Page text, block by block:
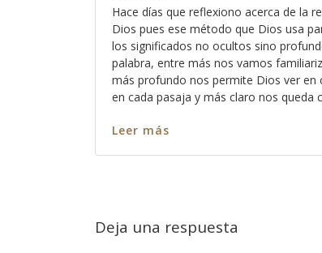
Hace días que reflexiono acerca de la
Dios pues ese método que Dios usa
los significados no ocultos sino
palabra, entre más nos vamos
más profundo nos permite Dios ver en
en cada pasaja y más claro nos queda
Leer más
Deja una respuesta